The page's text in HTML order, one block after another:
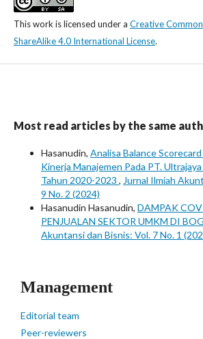
This work is licensed under a Creative
ShareAlike 4.0 International License.
Most read articles by the same
Hasanudin, Analisa Balance
Kinerja Manajemen Pada PT.
Tahun 2020-2023 , Jurnal Ilmiah
9 No. 2 (2024)
Hasanudin Hasanudin, DAMPAK
PENJUALAN SEKTOR UMKM DI
Akuntansi dan Bisnis: Vol. 7 No. 1
Management
Editorial team
Peer-reviewers